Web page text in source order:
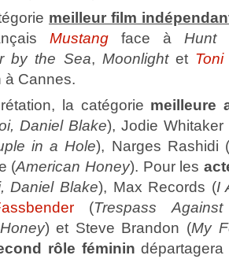
meilleur film
Mustang face à Hunt
by the Sea, Moonlightet
à Cannes.
la catégorie meilleure
Daniel Blake), Jodie Whitaker
in a Hole), Narges Rashidi (
(American Honey). Pour les
Daniel Blake), Max Records (I
(Trespass
) et Steve Brandon (My
rôle féminin